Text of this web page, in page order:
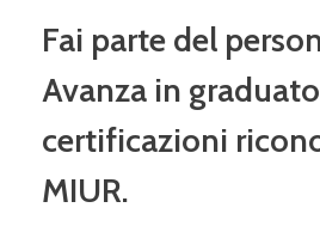
Fai parte del
Avanza in
certificazioni
MIUR.